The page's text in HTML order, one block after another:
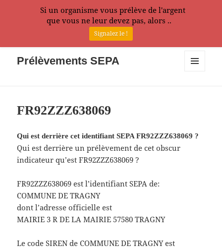
Prélèvements SEPA
FR92ZZZ638069
Qui est derrière cet identifiant SEPA FR92ZZZ638069 ?
Qui est derrière un prélèvement de cet obscur
indicateur qu’est FR92ZZZ638069 ?
FR92ZZZ638069 est l’identifiant SEPA de:
COMMUNE DE TRAGNY
dont l’adresse officielle est
MAIRIE 3 R DE LA MAIRIE 57580 TRAGNY
Le code SIREN de COMMUNE DE TRAGNY est
Si un organisme vous prélève de l'argent
que vous ne leur devez pas, alors ..
Signalez le !